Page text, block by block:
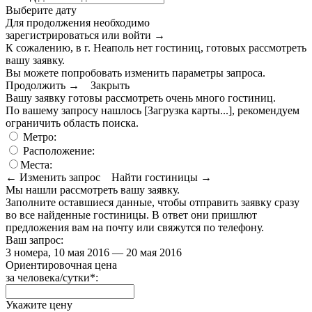
Выберите дату
Для продолжения необходимо
зарегистрироваться или войти →
К сожалению, в г. Неаполь нет гостиниц, готовых рассмотреть
вашу заявку.
Вы можете попробовать изменить параметры запроса.
Продолжить →
Закрыть
Вашу заявку готовы рассмотреть очень много гостиниц.
По вашему запросу нашлось [Загрузка карты...], рекомендуем
ограничить область поиска.
Метро:
Расположение:
Места:
← Изменить запрос
Найти гостиницы →
Мы нашли рассмотреть вашу заявку.
Заполните оставшиеся данные, чтобы отправить заявку сразу
во все найденные гостиницы. В ответ они пришлют
предложения вам на почту или свяжутся по телефону.
Ваш запрос:
3 номера, 10 мая 2016 — 20 мая 2016
Ориентировочная цена
за человека/сутки*:
Укажите цену